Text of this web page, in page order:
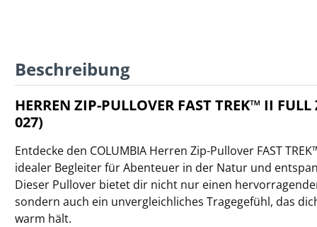
Beschreibung
HERREN ZIP-PULLOVER FAST TREK™ II FULL
027)
Entdecke den COLUMBIA Herren Zip-Pullover FAST
idealer Begleiter für Abenteuer in der Natur und
Dieser Pullover bietet dir nicht nur einen
sondern auch ein unvergleichliches Tragegefühl, das
warm hält.